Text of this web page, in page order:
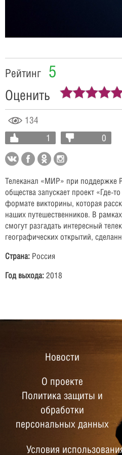
134
1
0
Рейтинг 5
Оценить
Телеканал «МИР» при поддержке
общества запускает проект «Где-
формате викторины, которая
наших путешественников. В
смогут разгадать интересный
географических открытий,
Страна: Россия
Год выхода: 2018
Новости
Условия
О проекте
Политика защиты и
обработки
персональных данных